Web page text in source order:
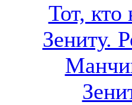
Тот, кто
Зениту.